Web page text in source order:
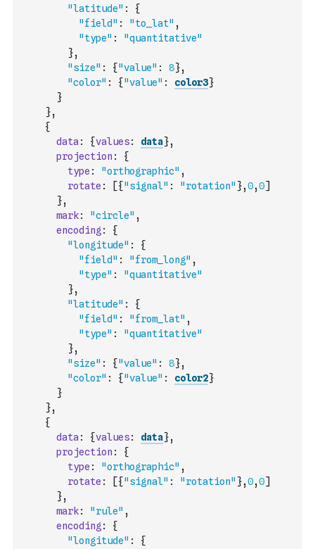
"latitude" :
{
"field" : "to_lat" ,
"type" :
"quantitative"
},
"size" : {"value" : 8},
"color" : {"value" : color3}
}
},
{
data : {values: data},
projection :
{
type : "orthographic" ,
rotate : [{"signal" : "rotation" },0,0]
},
mark: "circle" ,
encoding :
{
"longitude" :
{
"field" : "from_long" ,
"type" :
"quantitative"
},
"latitude" :
{
"field" : "from_lat" ,
"type" :
"quantitative"
},
"size" : {"value" : 8},
"color" : {"value" : color2}
}
},
{
data : {values: data},
projection :
{
type : "orthographic" ,
rotate : [{"signal" : "rotation" },0,0]
},
mark: "rule" ,
encoding :
{
"longitude" :
{